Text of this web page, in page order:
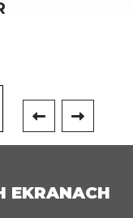
10.08
EKRANACH